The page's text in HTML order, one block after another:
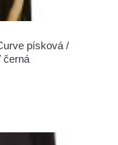
písková /
černá